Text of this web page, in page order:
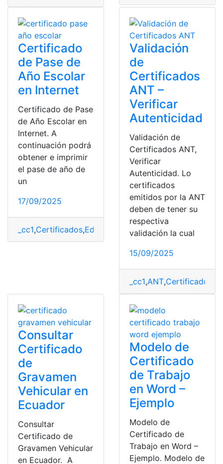
Certificado
de Pase de
Año Escolar
en Internet
Certificado de Pase
de Año Escolar en
Internet. A
continuación podrá
obtener e imprimir
el pase de año de
un
17/09/2025
_cc1,Certificados,Educación Ministerio de Educación
Validación
de
Certificados
ANT –
Verificar
Autenticidad
Validación de
Certificados ANT,
Verificar
Autenticidad. Lo
certificados
emitidos por la ANT
deben de tener su
respectiva
validación la cual
15/09/2025
_cc1,ANT,Certificados
Consultar
Certificado
de
Gravamen
Vehicular en
Ecuador
Consultar
Certificado de
Gravamen Vehicular
en Ecuador. A
Modelo de
Certificado
de Trabajo
en Word –
Ejemplo
Modelo de
Certificado de
Trabajo en Word –
Ejemplo. Modelo de